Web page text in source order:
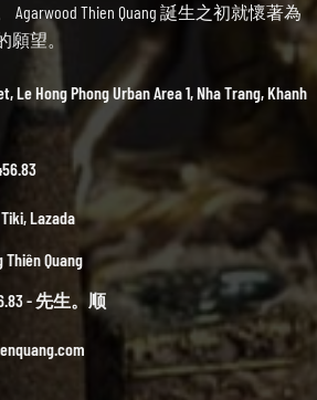
Thien Quang 誕生之初就懷著為
望。
Le Hong Phong Urban Area 1, Nha Trang, Khanh
Tiki,Lazada
Thiên Quang
- 先生。顺